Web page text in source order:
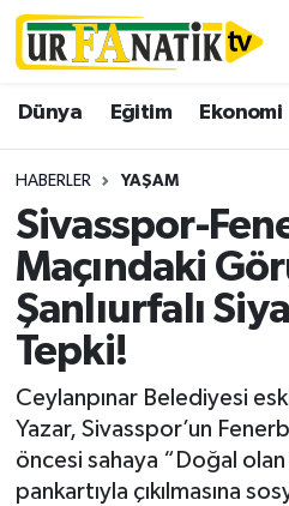
Dünya Eğitim Ekonomi
HABERLER YAŞAM
Sivasspor-
Maçındaki
Şanlıurfalı
Tepki!
Ceylanpınar Belediyesi
Yazar, Sivasspor’un
öncesi sahaya “Doğal
pankartıyla çıkılmasına
Trafik Durumu
Süper Lig Puan
Tüm Manşetler
Son Dakika Haberleri
Haber Arşivi